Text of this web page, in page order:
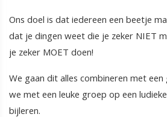
Ons doel is dat iedereen een beetje
dat je dingen weet die je zeker NIET
je zeker MOET doen!
We gaan dit alles combineren met
we met een leuke groep op een
bijleren.